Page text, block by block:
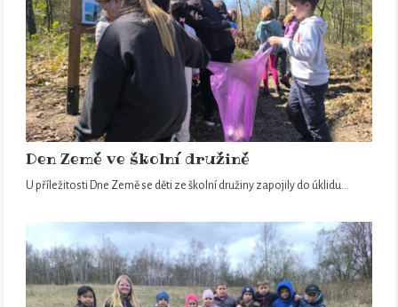
Den Země ve školní družině
U příležitosti Dne Země se děti ze školní družiny zapojily do úklidu…